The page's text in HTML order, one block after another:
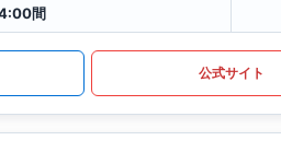
間
公式サイト